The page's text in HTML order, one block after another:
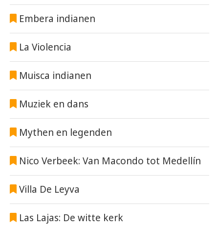
Embera indianen
La Violencia
Muisca indianen
Muziek en dans
Mythen en legenden
Nico Verbeek: Van Macondo tot Medellín
Villa De Leyva
Las Lajas: De witte kerk